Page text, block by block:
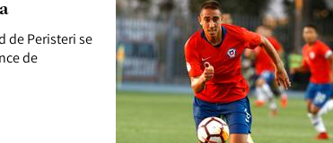
de Peristeri se
de